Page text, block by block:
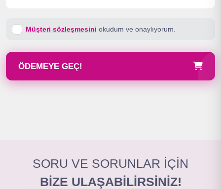
Müşteri sözleşmesini okudum ve onaylıyorum.
ÖDEMEYE GEÇ!
SORU VE SORUNLAR İÇİN
BİZE ULAŞABİLİRSİNİZ!